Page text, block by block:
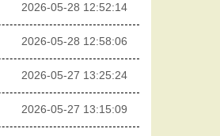
2026-05-28 12:52:14
2026-05-28 12:58:06
2026-05-27 13:25:24
2026-05-27 13:15:09